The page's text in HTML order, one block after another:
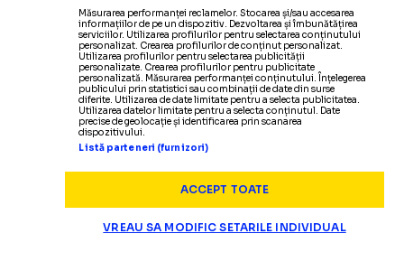
Măsurarea performanței reclamelor. Stocarea și/sau accesarea
informațiilor de pe un dispozitiv. Dezvoltarea și îmbunătățirea
serviciilor. Utilizarea profilurilor pentru selectarea conținutului
personalizat. Crearea profilurilor de conținut personalizat.
Utilizarea profilurilor pentru selectarea publicității
personalizate. Crearea profilurilor pentru publicitate
personalizată. Măsurarea performanței conținutului. Înțelegerea
publicului prin statistici sau combinații de date din surse
diferite. Utilizarea de date limitate pentru a selecta publicitatea.
Utilizarea datelor limitate pentru a selecta conținutul. Date
precise de geolocație și identificarea prin scanarea
dispozitivului.
Listă parteneri (furnizori)
ACCEPT TOATE
VREAU SA MODIFIC SETARILE INDIVIDUAL